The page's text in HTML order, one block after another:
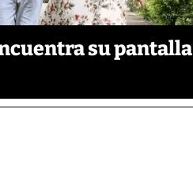
su pantalla​